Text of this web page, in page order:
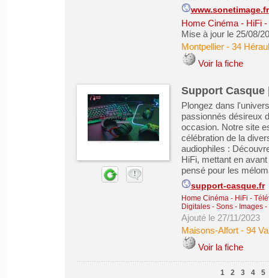
www.sonetimage.fr
Home Cinéma - HiFi
Mise à jour le 25/08/
Montpellier- 34
Voir la fiche
Support Casque
Plongez dans
passionnés désireux
occasion. Notre site
célébration de la
audiophiles :
HiFi, mettant en
pensé pour les
support-casque.fr
Home Cinéma - HiFi -
Digitales- Sons - Images
Ajouté le 27/11/2023
Maisons-Alfort- 94
Voir la fiche
1 2 3 4 5